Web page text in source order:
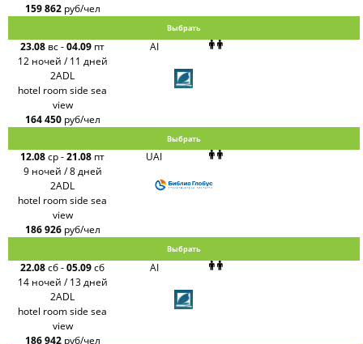
159 862 руб/чел
Выбрать
23.08 вс-04.09 пт
12 ночей / 11 дней
AI
2ADL
hotel room side sea
view
164 450 руб/чел
Выбрать
12.08ср-21.08 пт
9 ночей / 8 дней
UAI
2ADL
hotel room side sea
view
186 926 руб/чел
Выбрать
22.08сб-05.09сб
14 ночей / 13 дней
AI
2ADL
hotel room side sea
view
186 942 руб/чел